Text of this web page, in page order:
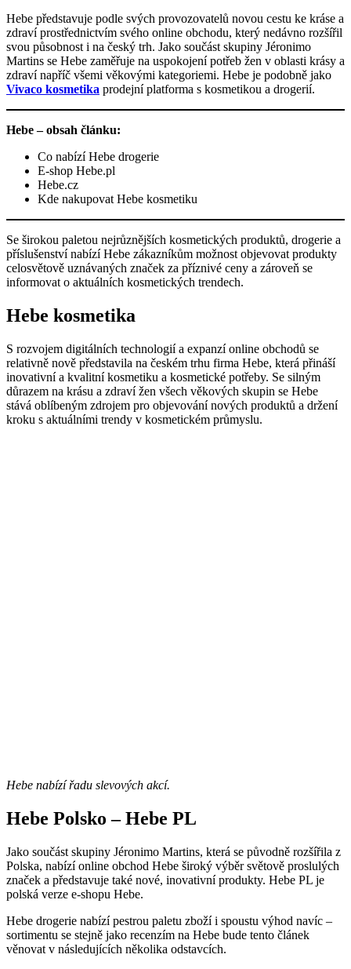
Hebe představuje podle svých provozovatelů novou cestu ke kráse a
zdraví prostřednictvím svého online obchodu, který nedávno rozšířil
svou působnost i na český trh. Jako součást skupiny Jéronimo
Martins se Hebe zaměřuje na uspokojení potřeb žen v oblasti krásy a
zdraví napříč všemi věkovými kategoriemi. Hebe je podobně jako
Vivaco kosmetika prodejní platforma s kosmetikou a drogerií.
Hebe – obsah článku:
Co nabízí Hebe drogerie
E-shop Hebe.pl
Hebe.cz
Kde nakupovat Hebe kosmetiku
Se širokou paletou nejrůznějších kosmetických produktů, drogerie a
příslušenství nabízí Hebe zákazníkům možnost objevovat produkty
celosvětově uznávaných značek za příznivé ceny a zároveň se
informovat o aktuálních kosmetických trendech.
Hebe kosmetika
S rozvojem digitálních technologií a expanzí online obchodů se
relativně nově představila na českém trhu firma Hebe, která přináší
inovativní a kvalitní kosmetiku a kosmetické potřeby. Se silným
důrazem na krásu a zdraví žen všech věkových skupin se Hebe
stává oblíbeným zdrojem pro objevování nových produktů a držení
kroku s aktuálními trendy v kosmetickém průmyslu.
Hebe nabízí řadu slevových akcí.
Hebe Polsko – Hebe PL
Jako součást skupiny Jéronimo Martins, která se původně rozšířila z
Polska, nabízí online obchod Hebe široký výběr světově proslulých
značek a představuje také nové, inovativní produkty. Hebe PL je
polská verze e-shopu Hebe.
Hebe drogerie nabízí pestrou paletu zboží i spoustu výhod navíc –
sortimentu se stejně jako recenzím na Hebe bude tento článek
věnovat v následujících několika odstavcích.